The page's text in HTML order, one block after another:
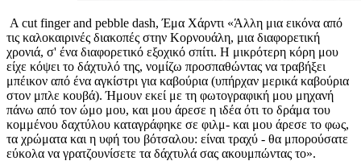
A cut finger and pebble dash, Έμα Χάρντι «Άλλη μια εικόνα από
τις καλοκαιρινές διακοπές στην Κορνουάλη, μια διαφορετική
χρονιά, σ' ένα διαφορετικό εξοχικό σπίτι. Η μικρότερη κόρη μου
είχε κόψει το δάχτυλό της, νομίζω προσπαθώντας να τραβήξει
μπέικον από ένα αγκίστρι για καβούρια (υπήρχαν μερικά καβούρια
στον μπλε κουβά). Ήμουν εκεί με τη φωτογραφική μου μηχανή
πάνω από τον ώμο μου, και μου άρεσε η ιδέα ότι το δράμα του
κομμένου δαχτύλου καταγράφηκε σε φιλμ- και μου άρεσε το φως,
τα χρώματα και η υφή του βότσαλου: είναι τραχύ - θα μπορούσατε
εύκολα να γρατζουνίσετε τα δάχτυλά σας ακουμπώντας το».